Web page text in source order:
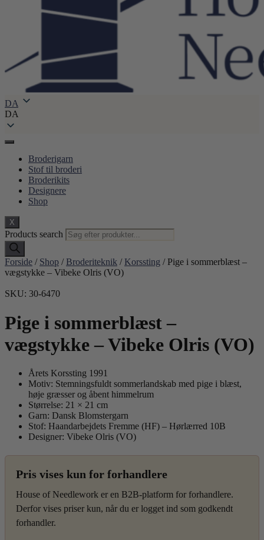
DA
DA
Broderigarn
Stof til broderi
Broderikits
Designere
Shop
X
Products search
Forside / Shop / Broderiteknik / Korssting / Pige i sommerblæst –
vægstykke – Vibeke Olris (VO)
SKU: 30-6470
Pige i sommerblæst –
vægstykke – Vibeke Olris (VO)
Årets Korssting 1991
Motiv: Stemningsfuldt sommerlandskab med pige i blæst,
høje græsser og åbent himmelrum
Størrelse: 21 × 21 cm
Garn: Dansk Blomstergarn
Stof: Haandarbejdets Fremme (HF) – Hørlærred 10B
Designer: Vibeke Olris (VO)
Pris vises kun for forhandlere
House of Needlework er en B2B-platform for forhandlere.
Derfor vises priser kun, når du er logget ind som godkendt
forhandler.